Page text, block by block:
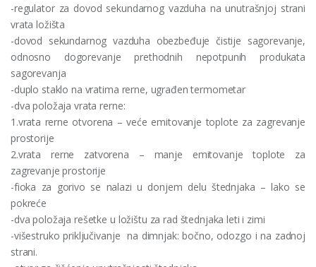
-regulator za dovod sekundarnog vazduha na unutrašnjoj strani
vrata ložišta
-dovod sekundarnog vazduha obezbeđuje čistije sagorevanje,
odnosno dogorevanje prethodnih nepotpunih produkata
sagorevanja
-duplo staklo na vratima rerne, ugrađen termometar
-dva položaja vrata rerne:
1.vrata rerne otvorena – veće emitovanje toplote za zagrevanje
prostorije
2.vrata rerne zatvorena – manje emitovanje toplote za
zagrevanje prostorije
-fioka za gorivo se nalazi u donjem delu štednjaka – lako se
pokreće
-dva položaja rešetke u ložištu za rad štednjaka leti i zimi
-višestruko priključivanje na dimnjak: bočno, odozgo i na zadnoj
strani.